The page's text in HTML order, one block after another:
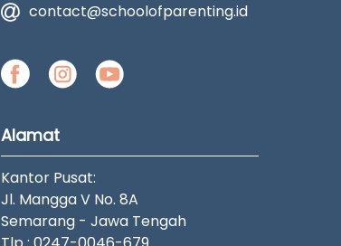
contact@schoolofparenting.id
Alamat
Kantor Pusat:
Jl. Mangga V No. 8A
Semarang - Jawa Tengah